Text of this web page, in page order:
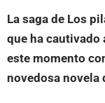
La saga de Los
que ha cautivado
este momento
novedosa novela